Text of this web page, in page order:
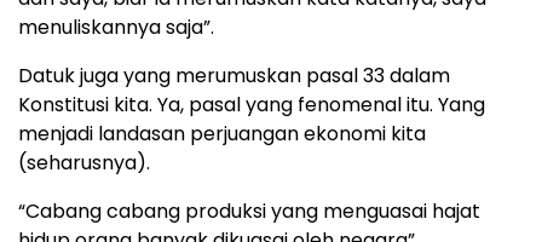
menuliskannya saja”.
Datuk juga yang merumuskan pasal 33 dalam
Konstitusi kita. Ya, pasal yang fenomenal itu. Yang
menjadi landasan perjuangan ekonomi kita
(seharusnya).
“Cabang cabang produksi yang menguasai hajat